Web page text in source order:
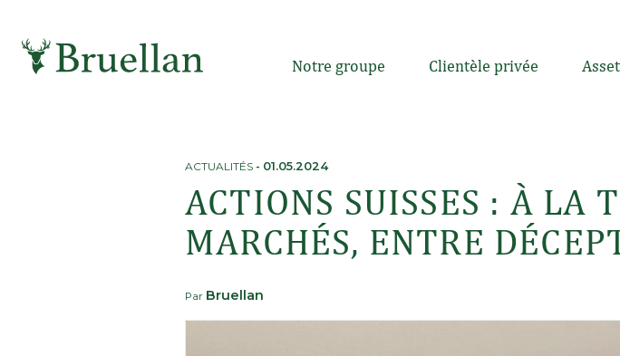
content
Notre groupe Clientèle privée
ACTUALITÉS - 01.05.2024
ACTIONS SUISSES : À LA
MARCHÉS, ENTRE
Par Bruellan